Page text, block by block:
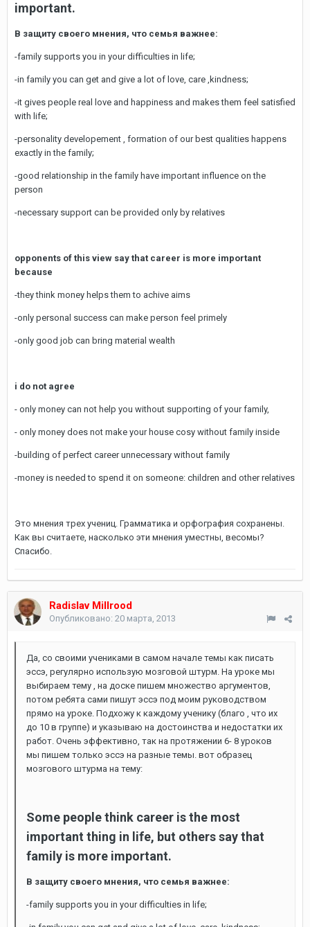
important.
В защиту своего мнения, что семья важнее:
-family supports you in your difficulties in life;
-in family you can get and give a lot of love, care ,kindness;
-it gives people real love and happiness and makes them feel satisfied
with life;
-personality developement , formation of our best qualities happens
exactly in the family;
-good relationship in the family have important influence on the
person
-necessary support can be provided only by relatives
opponents of this view say that career is more important
because
-they think money helps them to achive aims
-only personal success can make person feel primely
-only good job can bring material wealth
i do not agree
- only money can not help you without supporting of your family,
- only money does not make your house cosy without family inside
-building of perfect career unnecessary without family
-money is needed to spend it on someone: children and other relatives
Это мнения трех учениц. Грамматика и орфография сохранены.
Как вы считаете, насколько эти мнения уместны, весомы?
Спасибо.
Radislav Millrood
Опубликовано: 20 марта, 2013
Да, со своими учениками в самом начале темы как писать
эссэ, регулярно использую мозговой штурм. На уроке мы
выбираем тему , на доске пишем множество аргументов,
потом ребята сами пишут эссэ под моим руководством
прямо на уроке. Подхожу к каждому ученику (благо , что их
до 10 в группе) и указываю на достоинства и недостатки их
работ. Очень эффективно, так на протяжении 6- 8 уроков
мы пишем только эссэ на разные темы. вот образец
мозгового штурма на тему:
Some people think career is the most
important thing in life, but others say that
family is more important.
В защиту своего мнения, что семья важнее:
-family supports you in your difficulties in life;